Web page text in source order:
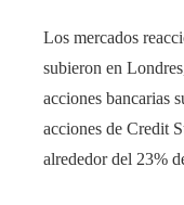
Los mercados
subieron en
acciones bancarias
acciones de Credit
alrededor del 23%